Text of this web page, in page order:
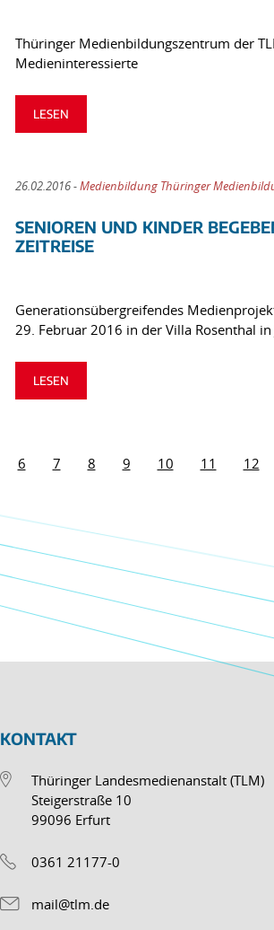
Thüringer Medienbildungszentrum der
Medieninteressierte
LESEN
26.02.2016 -Medienbildung Thüringer
SENIOREN UND KINDER
ZEITREISE
Generationsübergreifendes
29. Februar 2016 in der Villa Rosenthal in
LESEN
6 7 8 9 10 11 12
KONTAKT
Thüringer Landesmedienanstalt (TLM)
Steigerstraße 10
99096 Erfurt
0361 21177-0
mail@tlm.de